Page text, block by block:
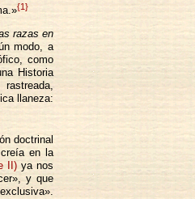
{1}
razas en
modo, a
como
Historia
llaneza:
doctrinal
en la
II) ya nos
y que